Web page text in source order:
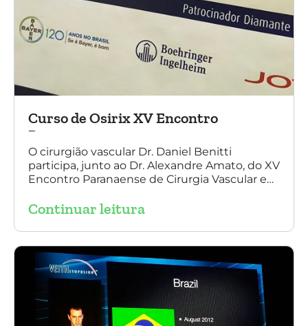
Curso de Osirix XV Encontro
Paranaense
O cirurgião vascular Dr. Daniel Benitti
participa, junto ao Dr. Alexandre Amato, do XV
Encontro Paranaense de Cirurgia Vascular e
Continuar leitura